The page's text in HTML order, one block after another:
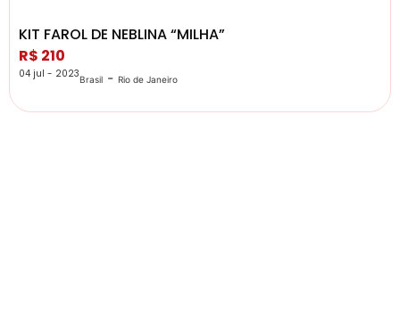
KIT FAROL DE NEBLINA “MILHA”
R$ 210
04 jul - 2023Brasil - Rio de Janeiro